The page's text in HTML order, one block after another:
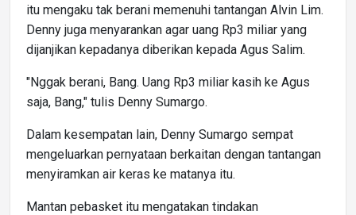
itu mengaku tak berani memenuhi tantangan Alvin Lim.
Denny juga menyarankan agar uang Rp3 miliar yang
dijanjikan kepadanya diberikan kepada Agus Salim.
"Nggak berani, Bang. Uang Rp3 miliar kasih ke Agus
saja, Bang," tulis Denny Sumargo.
Dalam kesempatan lain, Denny Sumargo sempat
mengeluarkan pernyataan berkaitan dengan tantangan
menyiramkan air keras ke matanya itu.
Mantan pebasket itu mengatakan tindakan